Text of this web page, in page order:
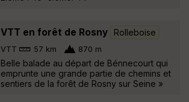
VTT en forêt de Rosny Rolleboise
VTT 57 km 870 m
Belle balade au départ de Bénnecourt qui
emprunte une grande partie de chemins et
sentiers de la forêt de Rosny sur Seine »